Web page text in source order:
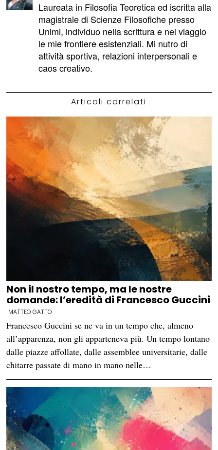
Laureata in Filosofia Teoretica ed iscritta alla
magistrale di Scienze Filosofiche presso
Unimi, individuo nella scrittura e nel viaggio
le mie frontiere esistenziali. Mi nutro di
attività sportiva, relazioni interpersonali e
caos creativo.
Articoli correlati
Non il nostro tempo, ma le nostre
domande: l’eredità di Francesco Guccini
MATTEO GATTO
Francesco Guccini se ne va in un tempo che, almeno
all’apparenza, non gli apparteneva più. Un tempo lontano
dalle piazze affollate, dalle assemblee universitarie, dalle
chitarre passate di mano in mano nelle…